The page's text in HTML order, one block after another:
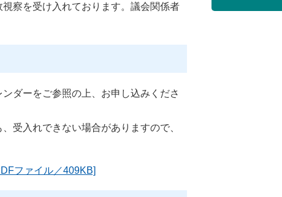
察を受け入れております。議会関係者
ダーをご参照の上、お申し込みくださ
受入れできない場合がありますので、
ファイル／409KB]